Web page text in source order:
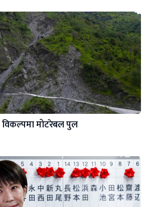
मोटरेबल पुल